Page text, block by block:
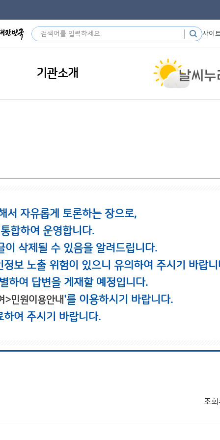
사이
기관소개
서 자유롭게 토론하는 장으로,
합하여 운영합니다.
삭제될 수 있음을 알려드립니다.
보 노출 위험이 있으니 유의하여 주시기 바랍니
하여 답변을 게재할 예정입니다.
>민원이용안내'를 이용하시기 바랍니다.
여 주시기 바랍니다.
조회